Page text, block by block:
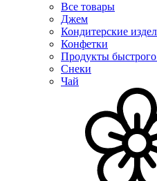
Все товары
Джем
Кондитерские
Конфетки
Продукты
Снеки
Чай